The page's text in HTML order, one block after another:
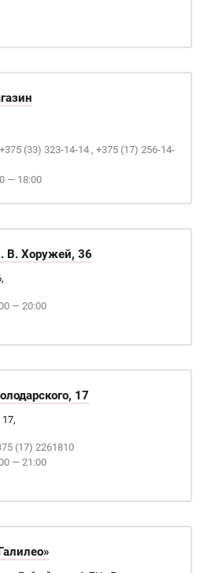
(33) 323-14-14 , +375 (17) 256-14-
— 18:00
В. Хоружей, 36
— 20:00
17
(17) 2261810
— 21:00